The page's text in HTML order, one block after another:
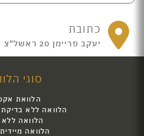
כתובת
יעקב פריימן 20 ראשל"צ
סוגי
הלוואת
הלוואה ללא בדיקת
הלוואה ללא
הלוואה